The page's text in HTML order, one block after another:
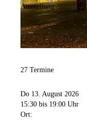
Ausstellung
27 Termine
Do 13. August 2026
15:30 bis 19:00 Uhr
Ort: